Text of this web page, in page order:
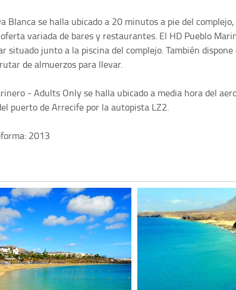
Blanca se halla ubicado a 20 minutos a pie del
variada de bares y restaurantes. El HD Pueblo
situado junto a la piscina del complejo. También
de almuerzos para llevar.
- Adults Only se halla ubicado a media hora del
puerto de Arrecife por la autopista LZ2.
2013